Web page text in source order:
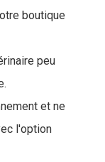
boutique
peu
et ne
l'option